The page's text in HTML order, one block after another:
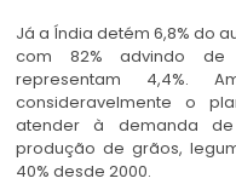
Já a Índia detém 6,8% do
com 82% advindo de
representam 4,4%.
consideravelmente o
atender à demanda
produção de grãos,
40% desde 2000.